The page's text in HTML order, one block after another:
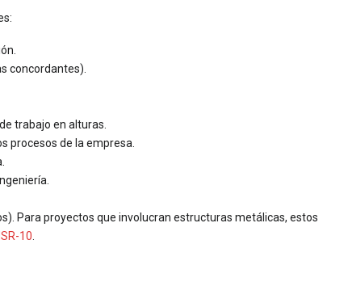
concordantes).
trabajo en alturas.
procesos de la empresa.
Para proyectos que involucran estructuras metálicas, estos
10